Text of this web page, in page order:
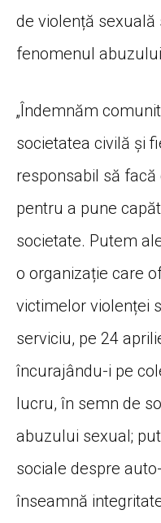
de violență sexuală
fenomenul
„Îndemnăm
societatea civilă și
responsabil să
pentru a pune
societate. Putem
o organizație care
victimelor violenței
serviciu, pe 24
încurajându-i pe
lucru, în semn de
abuzului sexual;
sociale despre
înseamnă